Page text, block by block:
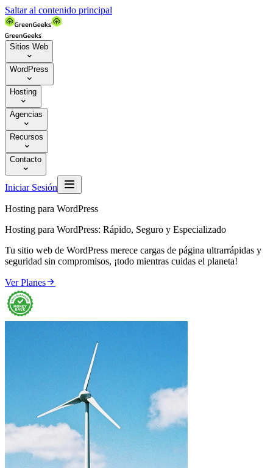
Saltar al contenido principal
Sitios Web

WordPress

Hosting

Agencias

Recursos

Contacto

Iniciar Sesión 
Hosting para WordPress
Hosting para WordPress: Rápido, Seguro y Especializado
Tu sitio web de WordPress merece cargas de página ultrarrápidas y
seguridad sin compromisos, ¡todo mientras cuidas el planeta!
Ver Planes